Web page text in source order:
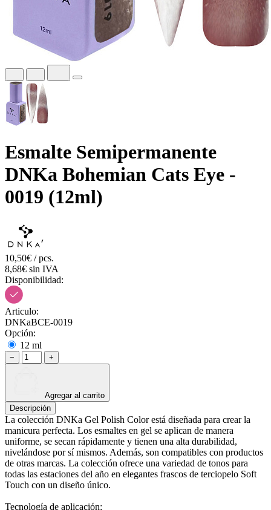
Esmalte Semipermanente
DNKa Bohemian Cats Eye -
0019 (12ml)
10,50€ / pcs.
8,68€ sin IVA
Disponibilidad:
Articulo:
DNKaBCE-0019
Opción:
12 ml
− +
Agregar al carrito
Descripción
La colección DNKa Gel Polish Color está diseñada para crear la
manicura perfecta. Los esmaltes en gel se aplican de manera
uniforme, se secan rápidamente y tienen una alta durabilidad,
nivelándose por sí mismos. Además, son compatibles con productos
de otras marcas. La colección ofrece una variedad de tonos para
todas las estaciones del año en elegantes frascos de terciopelo Soft
Touch con un diseño único.
Tecnología de aplicación: